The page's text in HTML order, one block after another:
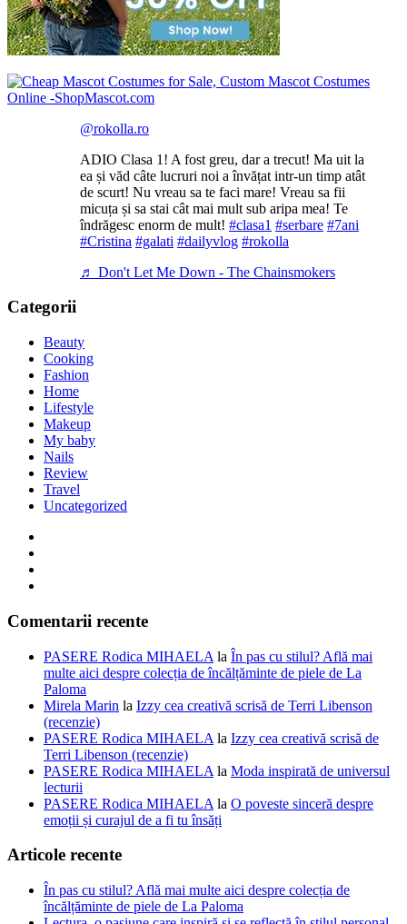
@rokolla.ro
ADIO Clasa 1! A fost greu, dar a trecut! Ma uit la
ea și văd câte lucruri noi a învățat intr-un timp atât
de scurt! Nu vreau sa te faci mare! Vreau sa fii
micuța și sa stai cât mai mult sub aripa mea! Te
îndrăgesc enorm de mult! #clasa1 #serbare #7ani
#Cristina #galati #dailyvlog #rokolla
♬ Don't Let Me Down - The Chainsmokers
Categorii
Beauty
Cooking
Fashion
Home
Lifestyle
Makeup
My baby
Nails
Review
Travel
Uncategorized
Comentarii recente
PASERE Rodica MIHAELA la În pas cu stilul? Află mai
multe aici despre colecția de încălțăminte de piele de La
Paloma
Mirela Marin la Izzy cea creativă scrisă de Terri Libenson
(recenzie)
PASERE Rodica MIHAELA la Izzy cea creativă scrisă de
Terri Libenson (recenzie)
PASERE Rodica MIHAELA la Moda inspirată de universul
lecturii
PASERE Rodica MIHAELA la O poveste sinceră despre
emoții și curajul de a fi tu însăți
Articole recente
În pas cu stilul? Află mai multe aici despre colecția de
încălțăminte de piele de La Paloma